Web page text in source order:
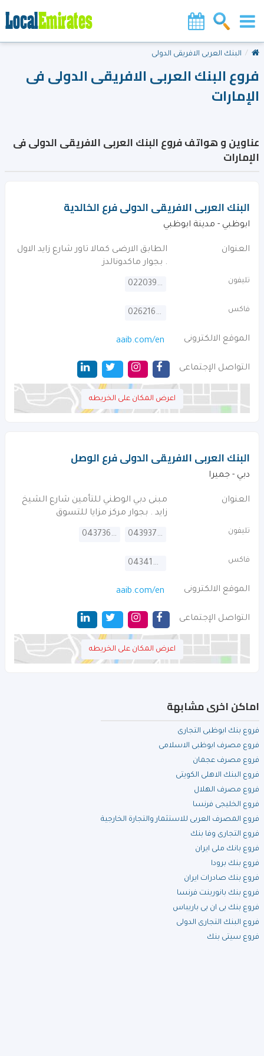
البنك العربى الافريقى الدولى
فروع البنك العربى الافريقى الدولى فى
الإمارات
عناوين و هواتف فروع البنك العربى الافريقى الدولى فى
الإمارات
البنك العربى الافريقى الدولى فرع الخالدية
ابوظبي - مدينة ابوظبي
العنوان
الطابق الارضى كمالا تاور شارع زايد الاول
. بجوار ماكدونالدز
تليفون 022039999
فاكس 026216009
الموقع الالكترونى aaib.com/en
التواصل الإجتماعى
اعرض المكان على الخريطه
البنك العربى الافريقى الدولى فرع الوصل
دبي - جميرا
العنوان
مبنى دبي الوطني للتأمين شارع الشيخ
زايد . بجوار مركز مزايا للتسوق
تليفون 043937773
043736666
فاكس 043410066
الموقع الالكترونى aaib.com/en
التواصل الإجتماعى
اعرض المكان على الخريطه
اماكن اخرى مشابهة
فروع بنك ابوظبى التجارى
فروع مصرف ابوظبى الاسلامى
فروع مصرف عجمان
فروع البنك الاهلى الكويتى
فروع مصرف الهلال
فروع الخليجى فرنسا
فروع المصرف العربى للاستثمار والتجارة الخارجية
فروع التجارى وفا بنك
فروع بانك ملى ايران
فروع بنك برودا
فروع بنك صادرات ايران
فروع بنك بانورينت فرنسا
فروع بنك بى ان بى باريباس
فروع البنك التجارى الدولى
فروع سيتى بنك